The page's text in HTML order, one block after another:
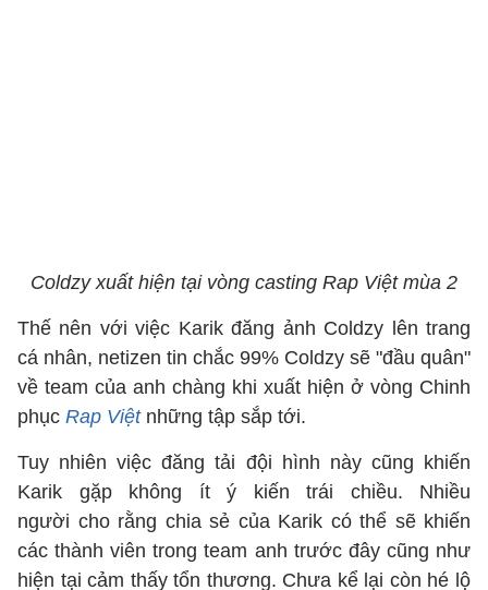
Coldzy xuất hiện tại vòng casting Rap Việt mùa 2
Thế nên với việc Karik đăng ảnh Coldzy lên trang
cá nhân, netizen tin chắc 99% Coldzy sẽ "đầu quân"
về team của anh chàng khi xuất hiện ở vòng Chinh
phục Rap Việt những tập sắp tới.
Tuy nhiên việc đăng tải đội hình này cũng khiến
Karik gặp không ít ý kiến trái chiều. Nhiều
người cho rằng chia sẻ của Karik có thể sẽ khiến
các thành viên trong team anh trước đây cũng như
hiện tại cảm thấy tổn thương. Chưa kể lại còn hé lộ